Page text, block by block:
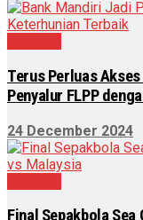
Terus Perluas
Penyalur FLPP
24 December 2024
Final Sepakbola